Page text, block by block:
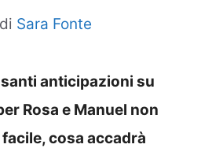
di Sara Fonte
anticipazioni su
Rosa e Manuel non
cosa accadrà